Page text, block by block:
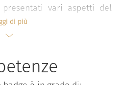
vari aspetti del
e i comandi di base per
e PDF. Relativamente ai
la sintassi di LaTeX
Relativamente ai file
di più